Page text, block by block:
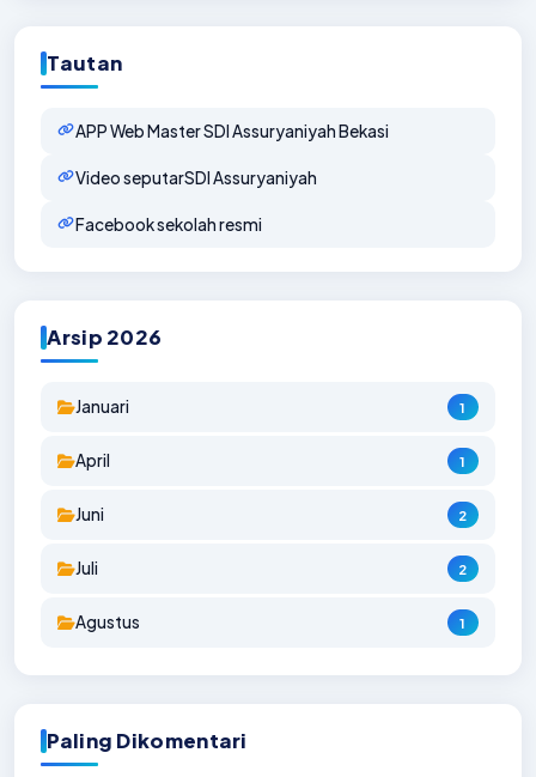
Tautan
APP Web Master SDI Assuryaniyah Bekasi
Video seputarSDI Assuryaniyah
Facebook sekolah resmi
Arsip 2026
Januari 1
April 1
Juni 2
Juli 2
Agustus 1
Paling Dikomentari